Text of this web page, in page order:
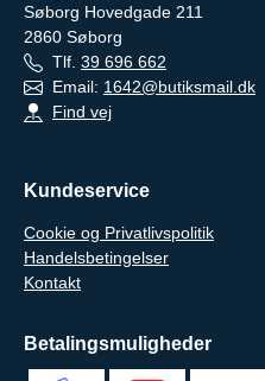
Søborg Hovedgade 211
2860 Søborg
Tlf. 39 696 662
Email: 1642@butiksmail.dk
Find vej
Kundeservice
Cookie og Privatlivspolitik
Handelsbetingelser
Kontakt
Betalingsmuligheder